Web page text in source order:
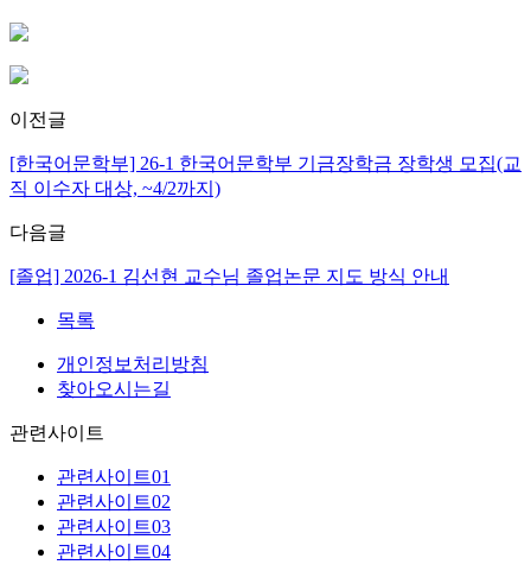
이전글
[한국어문학부] 26-1 한국어문학부 기금장학금 장학생 모집(교
직 이수자 대상, ~4/2까지)
다음글
[졸업] 2026-1 김선현 교수님 졸업논문 지도 방식 안내
목록
개인정보처리방침
찾아오시는길
관련사이트
관련사이트01
관련사이트02
관련사이트03
관련사이트04